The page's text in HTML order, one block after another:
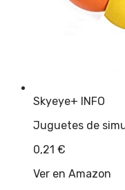
Skyeye+ INFO
Juguetes de
0,21 €
Ver en Amazon